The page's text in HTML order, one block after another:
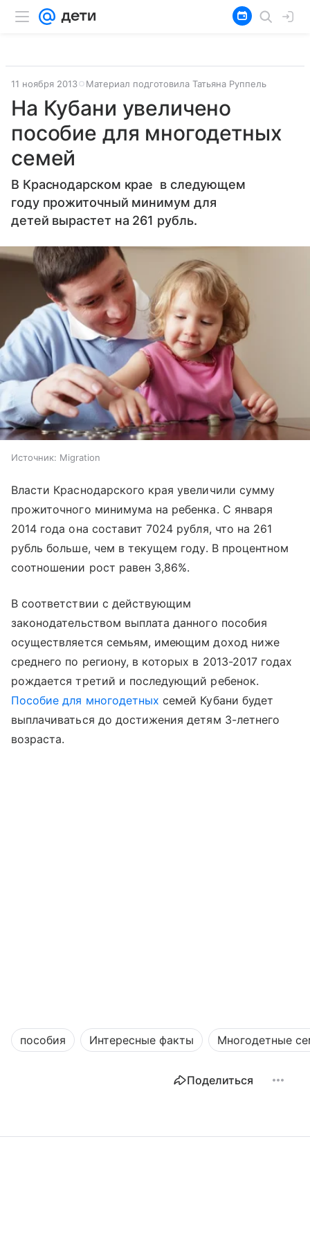
11 ноября 2013 Материал подготовила Татьяна Руппель
На Кубани увеличено
пособие для многодетных
семей
В Краснодарском крае в следующем
году прожиточный минимум для
детей вырастет на 261 рубль.
Источник: Migration
Власти Краснодарского края увеличили сумму
прожиточного минимума на ребенка. С января
2014 года она составит 7024 рубля, что на 261
рубль больше, чем в текущем году. В процентном
соотношении рост равен 3,86%.
В соответствии с действующим
законодательством выплата данного пособия
осуществляется семьям, имеющим доход ниже
среднего по региону, в которых в 2013-2017 годах
рождается третий и последующий ребенок.
Пособие для многодетных семей Кубани будет
выплачиваться до достижения детям 3-летнего
возраста.
пособия Интересные факты Многодетные
Поделиться